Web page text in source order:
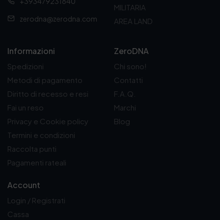
zerodna@zerodna.com
MILITARIA
AREA LAND
Informazioni
Spedizioni
Metodi di pagamento
Diritto di recesso e resi
Fai un reso
Privacy e Cookie policy
Termini e condizioni
Raccolta punti
Pagamenti rateali
Account
Login / Registrati
Cassa
ZeroDNA
Chi sono!
Contatti
F.A.Q.
Marchi
Blog